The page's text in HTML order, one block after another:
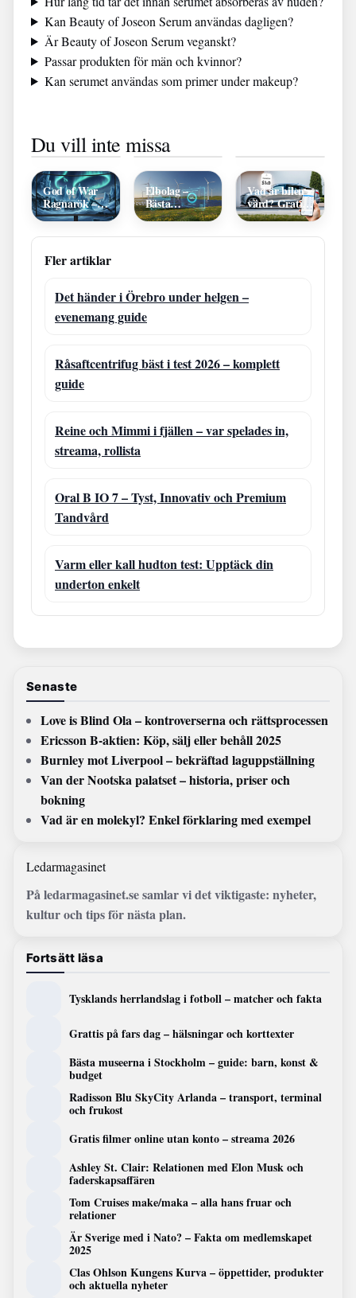
Kan Beauty of Joseon Serum användas dagligen?
Är Beauty of Joseon Serum veganskt?
Passar produkten för män och kvinnor?
Kan serumet användas som primer under makeup?
Du vill inte missa
Karin 7
Växlar –
Komfort Och
Trygg
Cykling
Meldau
Storforsen
biljetter och
datum
Matbloggs
recept
God of War
Ragnarök –
PC-recension
Elbolag –
Bästa
Elbolagen
Pris och
Vad är bilen
värd? Gratis
bilvärdering
jämförelse
Fler artiklar
Det händer i Örebro under helgen –
evenemang guide
Råsaftcentrifug bäst i test 2026 – komplett
guide
Reine och Mimmi i fjällen – var spelades in,
streama, rollista
Oral B IO 7 – Tyst, Innovativ och Premium
Tandvård
Varm eller kall hudton test: Upptäck din
underton enkelt
Senaste
Love is Blind Ola – kontroverserna och rättsprocessen
Ericsson B-aktien: Köp, sälj eller behåll 2025
Burnley mot Liverpool – bekräftad laguppställning
Van der Nootska palatset – historia, priser och
bokning
Vad är en molekyl? Enkel förklaring med exempel
Ledarmagasinet
På ledarmagasinet.se samlar vi det viktigaste: nyheter,
kultur och tips för nästa plan.
Fortsätt läsa
Tysklands herrlandslag i fotboll – matcher och fakta
Grattis på fars dag – hälsningar och korttexter
Bästa museerna i Stockholm – guide: barn, konst &
budget
Radisson Blu SkyCity Arlanda – transport, terminal
och frukost
Gratis filmer online utan konto – streama 2026
Ashley St. Clair: Relationen med Elon Musk och
faderskapsaffären
Tom Cruises make/maka – alla hans fruar och
relationer
Är Sverige med i Nato? – Fakta om medlemskapet
2025
Clas Ohlson Kungens Kurva – öppettider, produkter
och aktuella nyheter